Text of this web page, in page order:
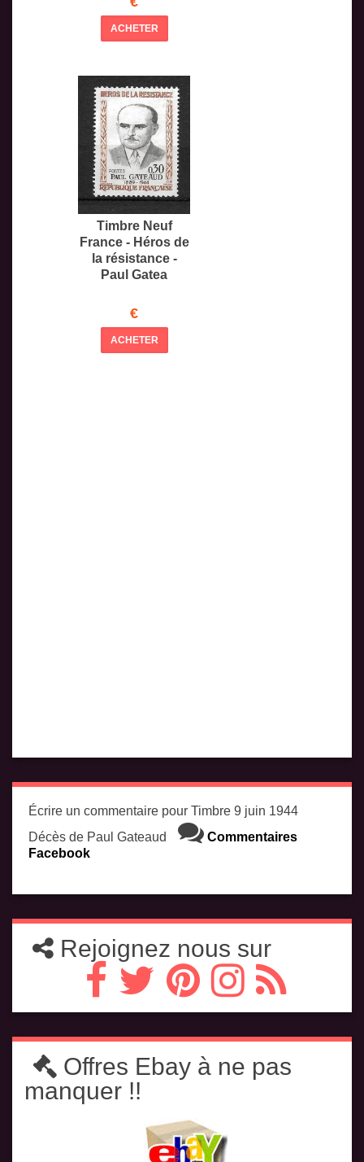
ACHETER
Timbre Neuf
France - Héros de
la résistance -
Paul Gatea
€
ACHETER
Écrire un commentaire pour Timbre 9 juin 1944
Décès de Paul Gateaud
Commentaires
Facebook
Rejoignez nous sur
Offres Ebay à ne pas
manquer !!